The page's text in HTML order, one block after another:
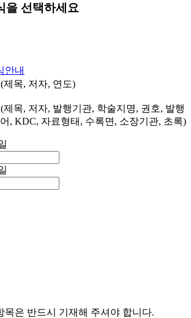
을 선택하세요
안내
제목, 저자, 연도)
제목, 저자, 발행기관, 학술지명, 권호, 발행
, KDC, 자료형태, 수록면, 소장기관, 초록)
목은 반드시 기재해 주셔야 합니다.